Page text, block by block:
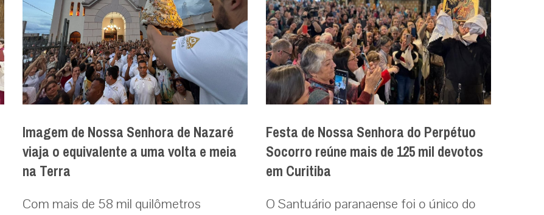
Imagem de Nossa Senhora de Nazaré
viaja o equivalente a uma volta e meia
na Terra
Com mais de 58 mil quilômetros
Festa de Nossa Senhora do Perpétuo
Socorro reúne mais de 125 mil devotos
em Curitiba
O Santuário paranaense foi o único do